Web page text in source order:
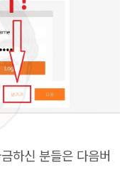
하신 분들은 다음버